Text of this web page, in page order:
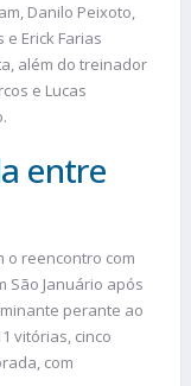
Danilo Peixoto,
e Erick Farias
além do treinador
e Lucas
entre
o reencontro com
São Januário após
perante ao
vitórias, cinco
com